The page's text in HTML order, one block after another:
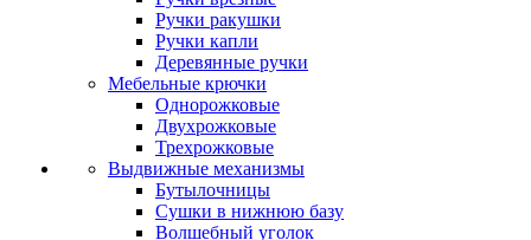
Ручки ракушки
Ручки капли
Деревянные ручки
Мебельные крючки
Однорожковые
Двухрожковые
Трехрожковые
Выдвижные механизмы
Бутылочницы
Сушки в нижнюю базу
Волшебный уголок